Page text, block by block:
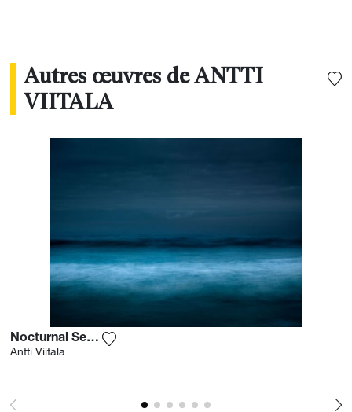
Autres œuvres de ANTTI
VIITALA
Nocturnal Seascape 3
Antti Viitala